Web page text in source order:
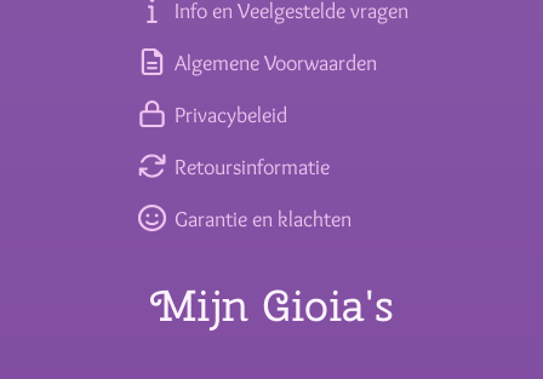
Info en Veelgestelde vragen
Algemene Voorwaarden
Privacybeleid
Retoursinformatie
Garantie en klachten
Mijn Gioia's